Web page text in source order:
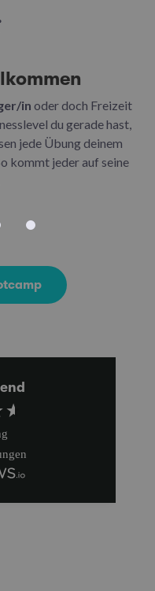
in oder doch Freizeit
du gerade hast,
jede Übung deinem
kommt jeder auf seine